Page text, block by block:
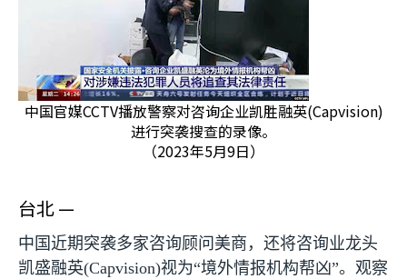
中国官媒CCTV播放警察对咨询企业凯胜融英(Capvision)
进行突袭搜查的录像。
（2023年5月9日）
台北 —
中国近期突袭多家咨询顾问美商，还将咨询业龙头
凯盛融英(Capvision)视为“境外情报机构帮凶”。观察